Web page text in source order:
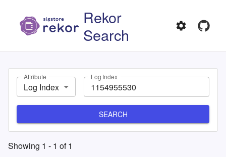
Rekor
Search
Attribute
Log Index
Log Index
SEARCH
Showing 1 - 1 of1